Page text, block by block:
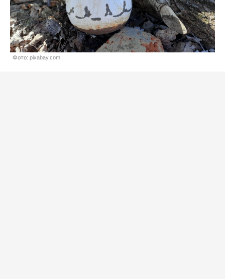
Фото: pixabay.com